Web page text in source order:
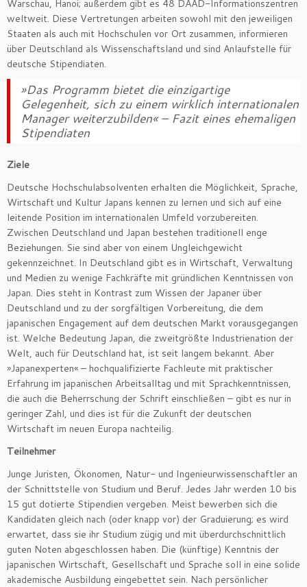
Warschau, Hanoi; außerdem gibt es 48 DAAD-Informationszentren
weltweit. Diese Vertretungen arbeiten sowohl mit den jeweiligen
Staaten als auch mit Hochschulen vor Ort zusammen, informieren
über Deutschland als Wissenschaftsland und sind Anlaufstelle für
deutsche Stipendiaten.
»Das Programm bietet die einzigartige
Gelegenheit, sich zu einem wirklich internationalen
Manager weiterzubilden« – Fazit eines ehemaligen
Stipendiaten
Ziele
Deutsche Hochschulabsolventen erhalten die Möglichkeit, Sprache,
Wirtschaft und Kultur Japans kennen zu lernen und sich auf eine
leitende Position im internationalen Umfeld vorzubereiten.
Zwischen Deutschland und Japan bestehen traditionell enge
Beziehungen. Sie sind aber von einem Ungleichgewicht
gekennzeichnet. In Deutschland gibt es in Wirtschaft, Verwaltung
und Medien zu wenige Fachkräfte mit gründlichen Kenntnissen von
Japan. Dies steht in Kontrast zum Wissen der Japaner über
Deutschland und zu der sorgfältigen Vorbereitung, die dem
japanischen Engagement auf dem deutschen Markt vorausgegangen
ist. Welche Bedeutung Japan, die zweitgrößte Industrienation der
Welt, auch für Deutschland hat, ist seit langem bekannt. Aber
»Japanexperten« – hochqualifizierte Fachleute mit praktischer
Erfahrung im japanischen Arbeitsalltag und mit Sprachkenntnissen,
die auch die Beherrschung der Schrift einschließen – gibt es nur in
geringer Zahl, und dies ist für die Zukunft der deutschen
Wirtschaft im neuen Europa nachteilig.
Teilnehmer
Junge Juristen, Ökonomen, Natur- und Ingenieurwissenschaftler an
der Schnittstelle von Studium und Beruf. Jedes Jahr werden 10 bis
15 gut dotierte Stipendien vergeben. Meist bewerben sich die
Kandidaten gleich nach (oder knapp vor) der Graduierung; es wird
erwartet, dass sie ihr Studium zügig und mit überdurchschnittlich
guten Noten abgeschlossen haben. Die (künftige) Kenntnis der
japanischen Wirtschaft, Gesellschaft und Sprache soll in eine solide
akademische Ausbildung eingebettet sein. Nach persönlicher